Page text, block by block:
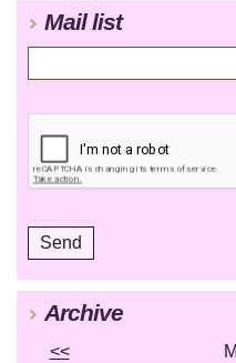
Mail list
Archive
<<